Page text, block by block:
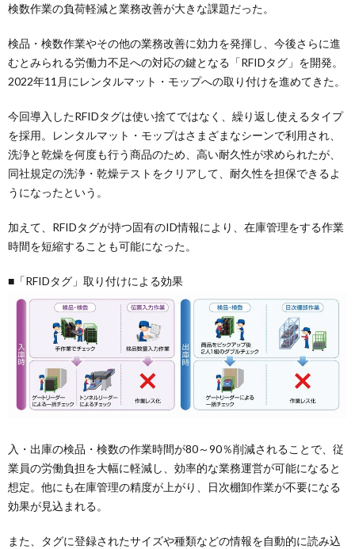
検数作業の負荷軽減と業務改善が大きな課題だった。
検品・検数作業やその他の業務改善に効力を発揮し、今後さらに進
むとみられる労働力不足への対応の鍵となる「RFIDタグ」を開発。
2022年11月にレンタルマット・モップへの取り付けを進めてきた。
今回導入したRFIDタグは使い捨てではなく、繰り返し使えるタイプ
を採用。レンタルマット・モップはさまざまなシーンで利用され、
洗浄と乾燥を何度も行う商品のため、高い耐久性が求められたが、
同社規定の洗浄・乾燥テストをクリアして、耐久性を担保できるよ
うになったという。
加えて、RFIDタグが持つ固有のID情報により、在庫管理をする作業
時間を短縮することも可能になった。
■「RFIDタグ」取り付けによる効果
入・出庫の検品・検数の作業時間が80～90％削減されることで、従
業員の労働負担を大幅に軽減し、効率的な業務運営が可能になると
想定。他にも在庫管理の精度が上がり、日次棚卸作業が不要になる
効果が見込まれる。
また、タグに登録されたサイズや種類などの情報を自動的に読み込